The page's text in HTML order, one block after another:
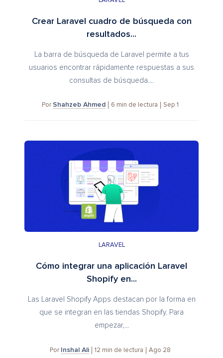
Crear Laravel cuadro de búsqueda con
resultados...
La barra de búsqueda de Laravel permite a tus
usuarios encontrar rápidamente respuestas a sus
consultas de búsqueda....
Por Shahzeb Ahmed 6 min de lectura Sep 1
LARAVEL
Cómo integrar una aplicación Laravel
Shopify en...
Las Laravel Shopify Apps destacan por la forma en
que se integran en las tiendas Shopify. Para
empezar,...
Por Inshal Ali 12 min de lectura Ago 28